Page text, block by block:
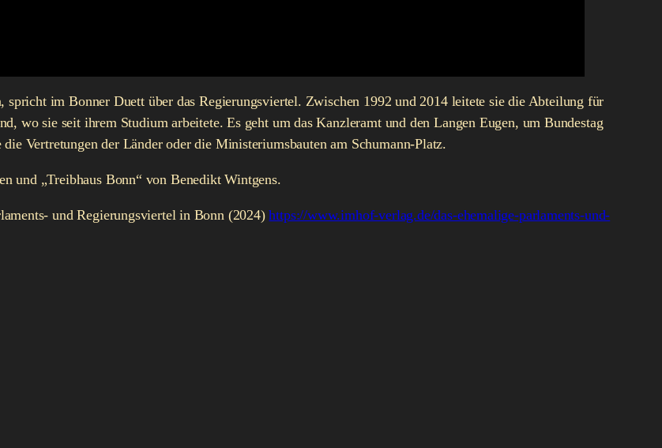
im Bonner Duett über das Regierungsviertel. Zwischen 1992 und 2014 leitete sie die Abteilung für
wo sie seit ihrem Studium arbeitete. Es geht um das Kanzleramt und den Langen Eugen, um Bundestag
Vertretungen der Länder oder die Ministeriumsbauten am Schumann-Platz.
und „Treibhaus Bonn“ von Benedikt Wintgens.
und Regierungsviertel in Bonn (2024)https://www.imhof-verlag.de/das-ehemalige-parlaments-und-